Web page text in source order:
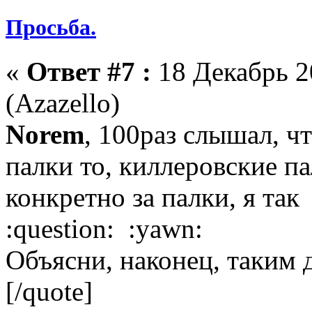
Просьба.
« Ответ #7 : 18 Декабрь
(Azazello)
Norem, 100раз слышал,
палки то, киллеровские
конкретно за палки, я
:question: :yawn:
Объясни, наконец, таким
[/quote]